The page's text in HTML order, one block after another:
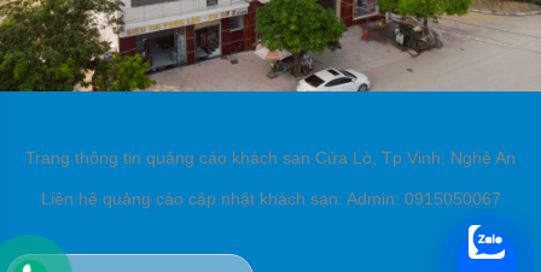
Trang thông tin quảng cáo khách sạn Cửa Lò, Tp Vinh, Nghệ An
Liên hệ quảng cáo cập nhật khách sạn: Admin: 0915050067